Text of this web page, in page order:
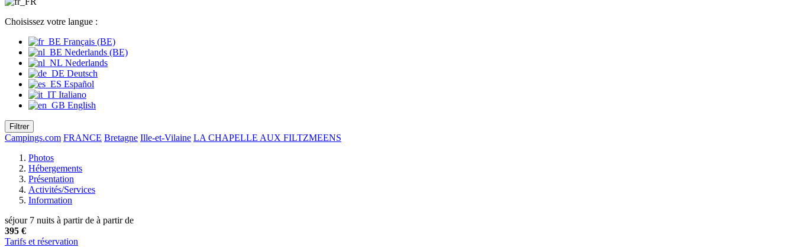
Choisissez votre langue :
Français (BE)
Nederlands (BE)
Nederlands
Deutsch
Español
Italiano
English
Filtrer
Campings.com FRANCE Bretagne Ille-et-Vilaine LA CHAPELLE AUX FILTZMEENS
Photos
Hébergements
Présentation
Activités/Services
Information
séjour 7 nuits à partir de à partir de
395 €
Tarifs et réservation